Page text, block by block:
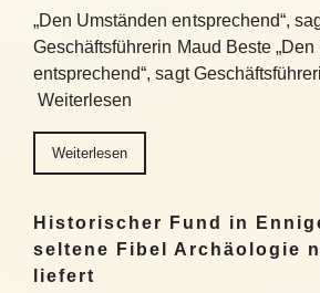
„Den Umständen entsprechend“,
Geschäftsführerin Maud Beste „Den
entsprechend“, sagt
Weiterlesen
Weiterlesen
Historischer Fund in
seltene Fibel Archäologie
liefert